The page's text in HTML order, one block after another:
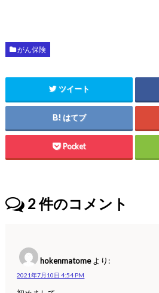
がん保険
ツイート
はてブ
Pocket
2件のコメント
hokenmatome より:
2021年7月10日 4:54 PM